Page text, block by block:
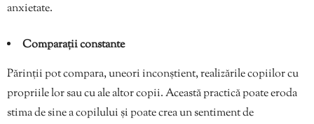
anxietate.
Comparații constante
Părinții pot compara, uneori inconștient, realizările copiilor cu
propriile lor sau cu ale altor copii. Această practică poate eroda
stima de sine a copilului și poate crea un sentiment de